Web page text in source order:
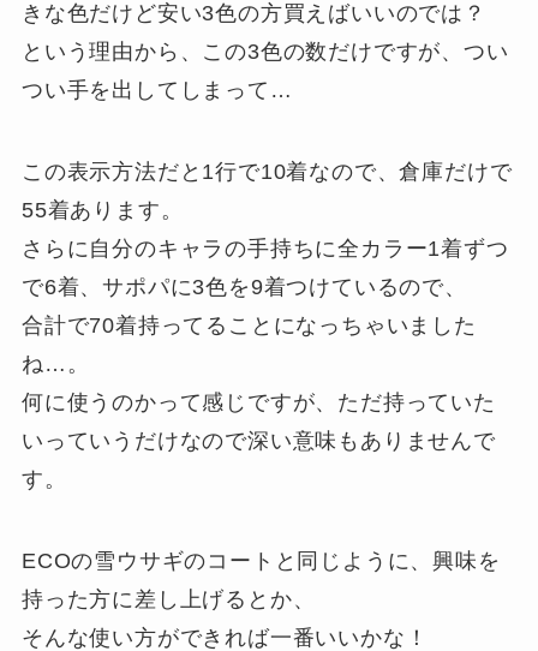
きな色だけど安い3色の方買えばいいのでは？
という理由から、この3色の数だけですが、つい
つい手を出してしまって…
この表示方法だと1行で10着なので、倉庫だけで
55着あります。
さらに自分のキャラの手持ちに全カラー1着ずつ
で6着、サポパに3色を9着つけているので、
合計で70着持ってることになっちゃいました
ね…。
何に使うのかって感じですが、ただ持っていた
いっていうだけなので深い意味もありませんで
す。
ECOの雪ウサギのコートと同じように、興味を
持った方に差し上げるとか、
そんな使い方ができれば一番いいかな！